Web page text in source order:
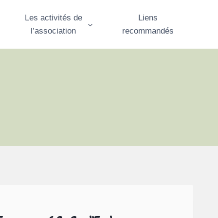
Les activités de
l’association
Liens
recommandés